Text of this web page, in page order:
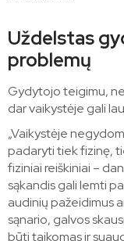
Uždelstas
problemų
Gydytojo teigimu,
dar vaikystėje gali
„Vaikystėje
padaryti tiek fizinę,
fiziniai reiškiniai –
sąkandis gali lemti
audinių pažeidimus
sąnario, galvos
būti taikomas ir